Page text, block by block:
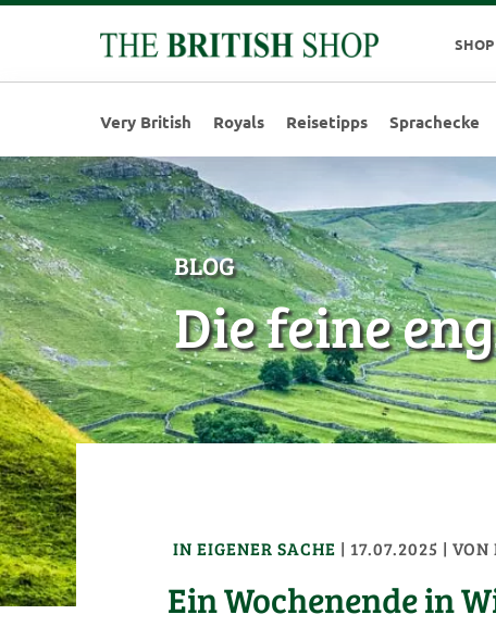
SHOP
Very British Royals Reisetipps Sprachecke
BLOG
Die feine
IN EIGENER SACHE | 17.07.2025 | VON
Ein Wochenende in